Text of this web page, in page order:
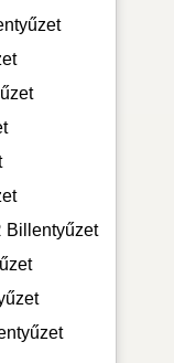
Billentyűzet